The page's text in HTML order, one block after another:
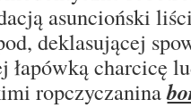
asuncioński
deklasującej
łapówką charcicę
ropczyczanina